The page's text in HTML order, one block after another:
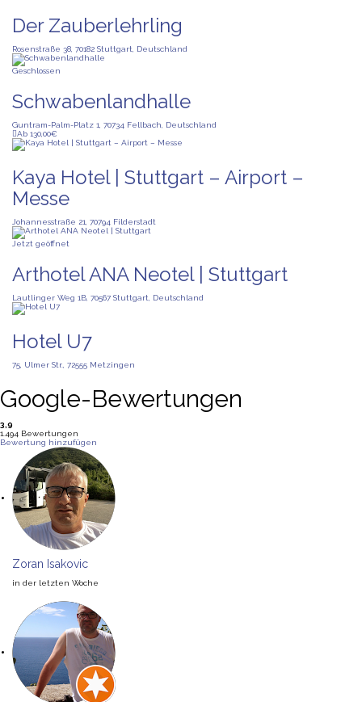
Der Zauberlehrling
Rosenstraße 38, 70182 Stuttgart, Deutschland
Geschlossen
Schwabenlandhalle
Guntram-Palm-Platz 1, 70734 Fellbach, Deutschland
Ab 130,00€
Kaya Hotel | Stuttgart – Airport –
Messe
Johannesstraße 21, 70794 Filderstadt
Jetzt geöffnet
Arthotel ANA Neotel | Stuttgart
Lautlinger Weg 1B, 70567 Stuttgart, Deutschland
Hotel U7
75, Ulmer Str., 72555 Metzingen
Google-Bewertungen
3,9
1.494 Bewertungen
Bewertung hinzufügen
Zoran Isakovic
in der letzten Woche